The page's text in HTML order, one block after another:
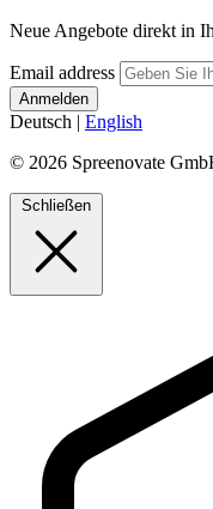
Neue Angebote direkt in
Email address
Deutsch | English
© 2026 Spreenovate
Schließen